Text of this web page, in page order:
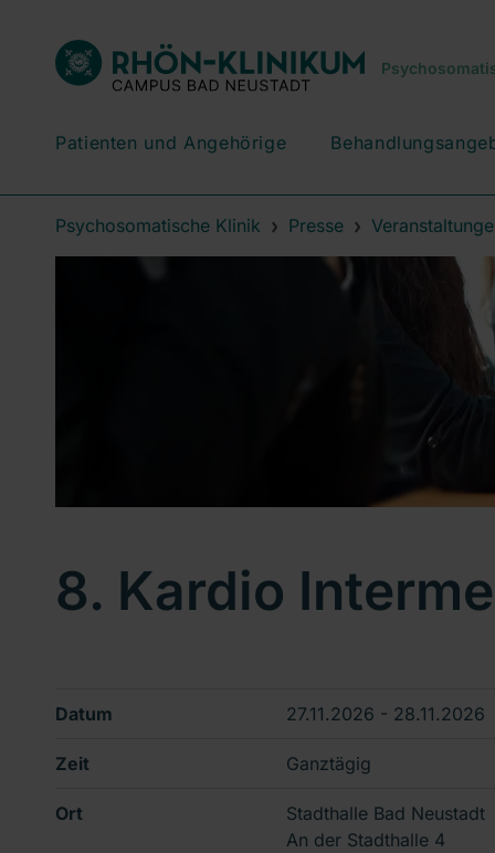
Patienten und Angehörige
Psychosomatische Klinik Presse
8. Kardio
Datum 27.11.2026 - 28.11.2026
Zeit Ganztägig
Ort
Stadthalle Bad Neustadt
An der Stadthalle 4